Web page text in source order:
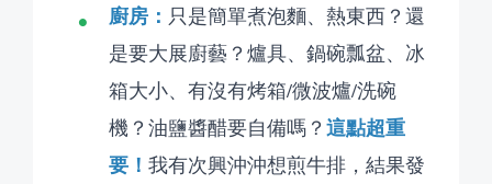
廚房： 只是簡單煮泡麵、熱東西？還
是要大展廚藝？爐具、鍋碗瓢盆、冰
箱大小、有沒有烤箱/微波爐/洗碗
機？油鹽醬醋要自備嗎？ 這點超重
要！ 我有次興沖沖想煎牛排，結果發